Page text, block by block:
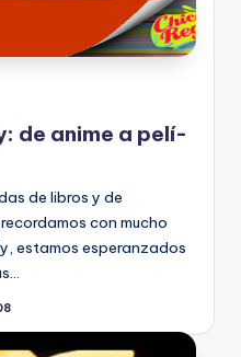
de anime a pelí­
de libros y de
con mucho
estamos esperanzados